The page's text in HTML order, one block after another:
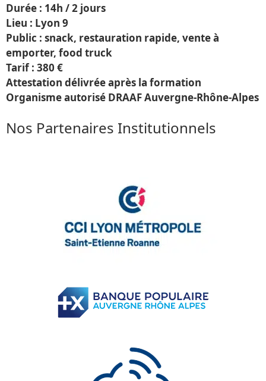
Durée : 14h / 2 jours
Lieu : Lyon 9
Public : snack, restauration rapide, vente à
emporter, food truck
Tarif : 380 €
Attestation délivrée après la formation
Organisme autorisé DRAAF Auvergne-Rhône-Alpes
Nos Partenaires Institutionnels